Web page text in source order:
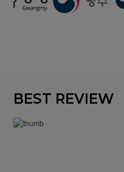
BEST REVIEW